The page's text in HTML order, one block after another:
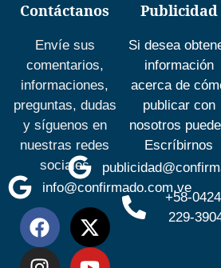
Contáctanos
Envíe sus
comentarios,
informaciones,
preguntas, dudas
y síguenos en
nuestras redes
sociales
info@confirmado.com.ve
Publicidad
Si desea
información
acerca de
publicar con
nosotros
Escríbirnos
+58-
229-